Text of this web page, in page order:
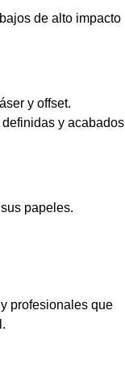
de alto impacto
y offset.
y acabados
papeles.
profesionales que